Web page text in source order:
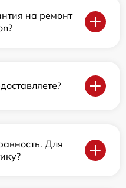
на ремонт
Для